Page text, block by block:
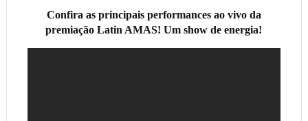
Confira as principais performances ao vivo da
premiação Latin AMAS! Um show de energia!